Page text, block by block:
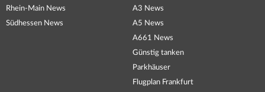
Rhein-Main News
Südhessen News
A3 News
A5 News
A661 News
Günstig tanken
Parkhäuser
Flugplan Frankfurt